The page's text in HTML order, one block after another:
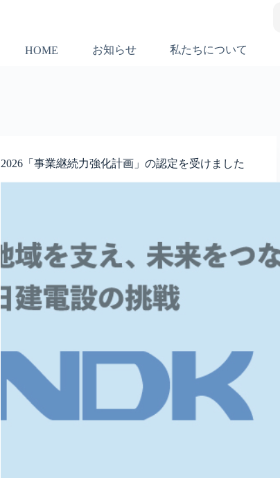
HOME お知らせ 私たちについて
2026「事業継続力強化計画」の認定を受けました